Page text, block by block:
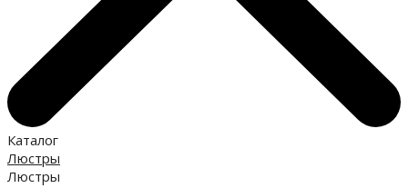
Каталог
Люстры
Люстры